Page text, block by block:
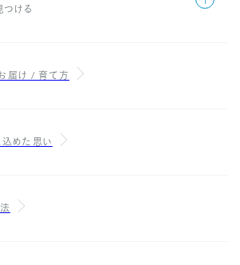
つける
届け / 育て方
めた思い